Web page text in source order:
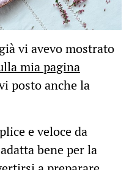
vi avevo mostrato
mia pagina
posto anche la
e veloce da
bene per la